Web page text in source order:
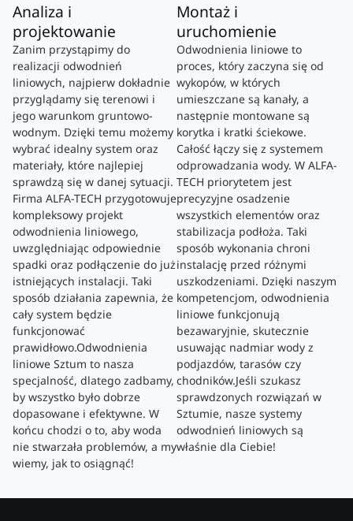
Analiza i
projektowanie
Zanim przystąpimy do
realizacji odwodnień
liniowych, najpierw dokładnie
przyglądamy się terenowi i
jego warunkom gruntowo-
wodnym. Dzięki temu możemy
wybrać idealny system oraz
materiały, które najlepiej
sprawdzą się w danej sytuacji.
Firma ALFA-TECH przygotowuje
kompleksowy projekt
odwodnienia liniowego,
uwzględniając odpowiednie
spadki oraz podłączenie do już
istniejących instalacji. Taki
sposób działania zapewnia, że
cały system będzie
funkcjonować
prawidłowo.Odwodnienia
liniowe Sztum to nasza
specjalność, dlatego zadbamy,
by wszystko było dobrze
dopasowane i efektywne. W
końcu chodzi o to, aby woda
nie stwarzała problemów, a my
wiemy, jak to osiągnąć!
Montaż i
uruchomienie
Odwodnienia liniowe to
proces, który zaczyna się od
wykopów, w których
umieszczane są kanały, a
następnie montowane są
korytka i kratki ściekowe.
Całość łączy się z systemem
odprowadzania wody. W ALFA-
TECH priorytetem jest
precyzyjne osadzenie
wszystkich elementów oraz
stabilizacja podłoża. Taki
sposób wykonania chroni
instalację przed różnymi
uszkodzeniami. Dzięki naszym
kompetencjom, odwodnienia
liniowe funkcjonują
bezawaryjnie, skutecznie
usuwając nadmiar wody z
podjazdów, tarasów czy
chodników.Jeśli szukasz
sprawdzonych rozwiązań w
Sztumie, nasze systemy
odwodnień liniowych są
właśnie dla Ciebie!